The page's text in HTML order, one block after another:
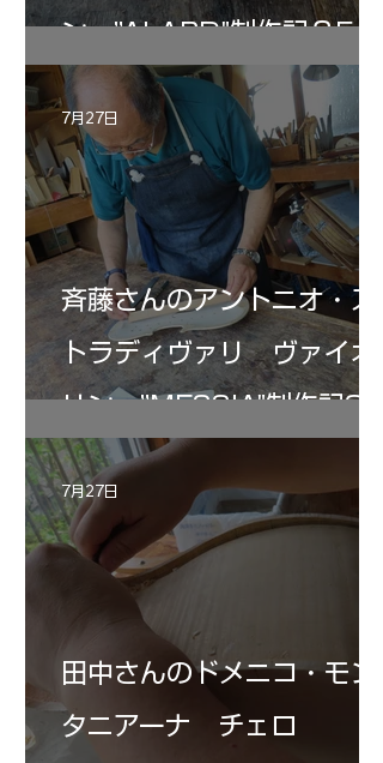
ン ”ALARD"制作記３5
斉藤さんのアントニオ・ス
トラディヴァリ ヴァイオ
リン ”MESSIA"制作記33
7月27日
田中さんのドメニコ・モン
タニアーナ チェロ
7月27日